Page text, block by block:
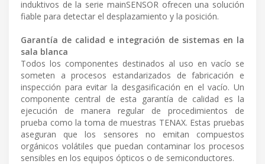
induktivos de la serie mainSENSOR ofrecen una solución
fiable para detectar el desplazamiento y la posición.
Garantía de calidad e integración de sistemas en la
sala blanca
Todos los componentes destinados al uso en vacío se
someten a procesos estandarizados de fabricación e
inspección para evitar la desgasificación en el vacío. Un
componente central de esta garantía de calidad es la
ejecución de manera regular de procedimientos de
prueba como la toma de muestras TENAX. Estas pruebas
aseguran que los sensores no emitan compuestos
orgánicos volátiles que puedan contaminar los procesos
sensibles en los equipos ópticos o de semiconductores.